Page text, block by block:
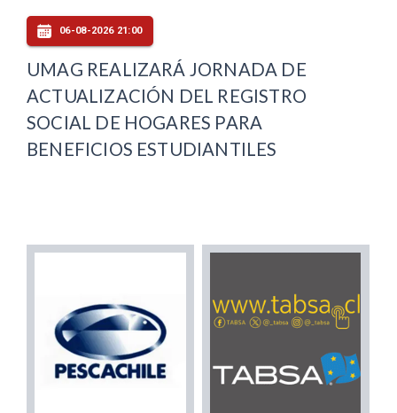
06-08-2026 21:00
UMAG REALIZARÁ JORNADA DE
ACTUALIZACIÓN DEL REGISTRO
SOCIAL DE HOGARES PARA
BENEFICIOS ESTUDIANTILES